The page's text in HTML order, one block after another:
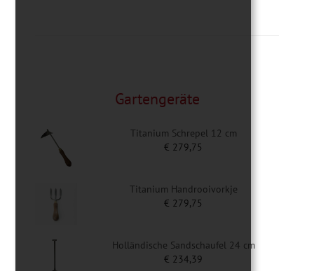
Gartengeräte
Titanium Schrepel 12 cm
€ 279,75
Titanium Handrooivorkje
€ 279,75
Holländische Sandschaufel 24 cm
€ 234,39